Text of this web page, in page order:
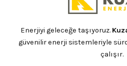
Enerjiyi geleceğe taşıyoruz.
güvenilir enerji sistemleriyle
çalışır.